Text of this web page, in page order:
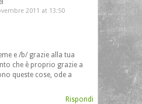
2011 at 13:50
e /b/ grazie alla tua
che è proprio grazie a
queste cose, ode a
Rispondi